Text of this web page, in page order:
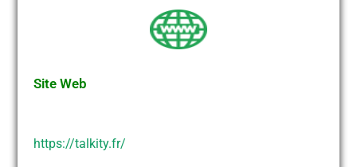
Site Web
https://talkity.fr/